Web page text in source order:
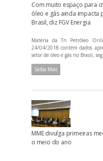
Com muito espaço para
óleo e gás ainda impacta
Brasil, diz FGV Energia
Matéria da Tn Petróleo
24/04/2018 contém dados
setor de óleo e gás no Brasil,
Saiba Mais
MME divulga primeiras
o meio do ano